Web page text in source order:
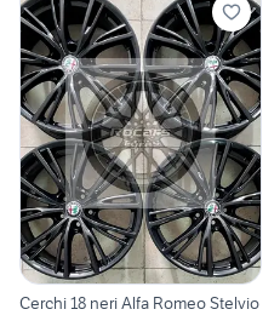
Cerchi 18 neri Alfa Romeo Stelvio